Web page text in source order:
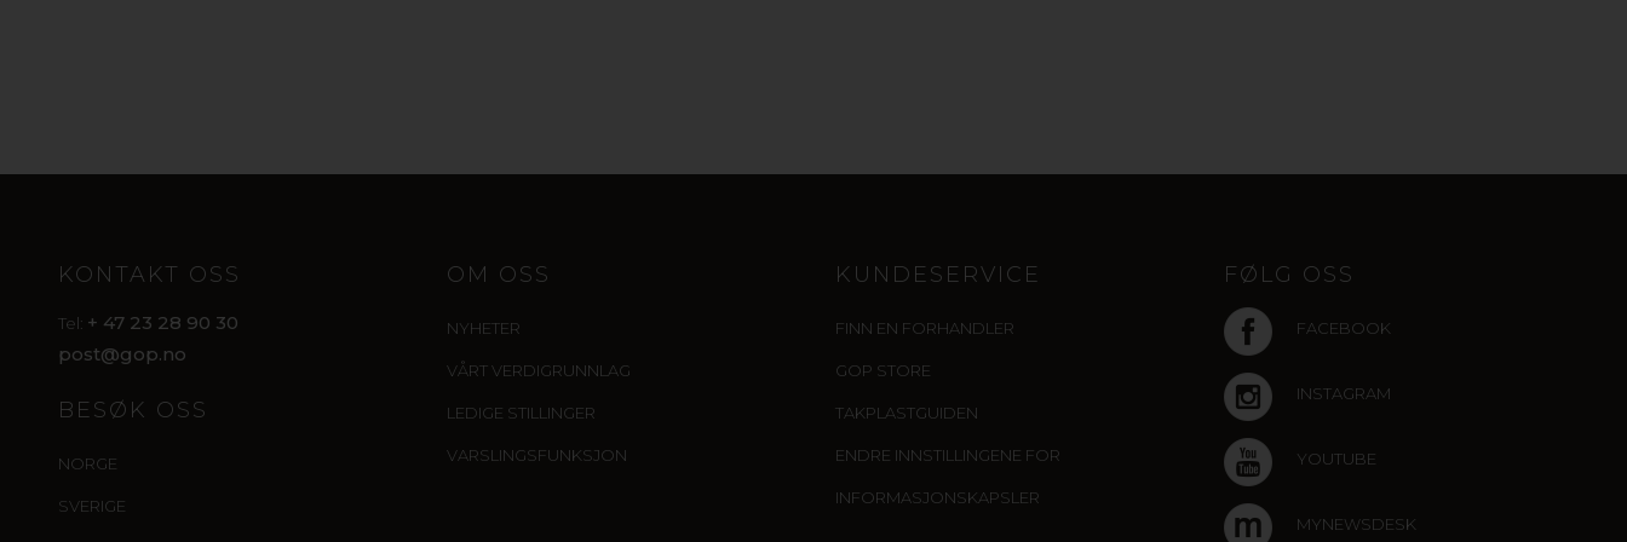
KONTAKT OSS
Tel: + 47 23 28 90 30
post@gop.no
BESØK OSS
NORGE
SVERIGE
OM OSS
NYHETER
VÅRT VERDIGRUNNLAG
LEDIGE STILLINGER
VARSLINGSFUNKSJON
KUNDESERVICE
FINN EN FORHANDLER
GOP STORE
TAKPLASTGUIDEN
ENDRE INNSTILLINGENE FOR
INFORMASJONSKAPSLER
FØLG OSS
FACEBOOK
INSTAGRAM
YOUTUBE
MYNEWSDESK